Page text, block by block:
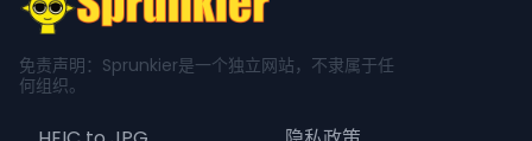
免责声明：Sprunkier是一个独立网站，不隶属于任
何组织。